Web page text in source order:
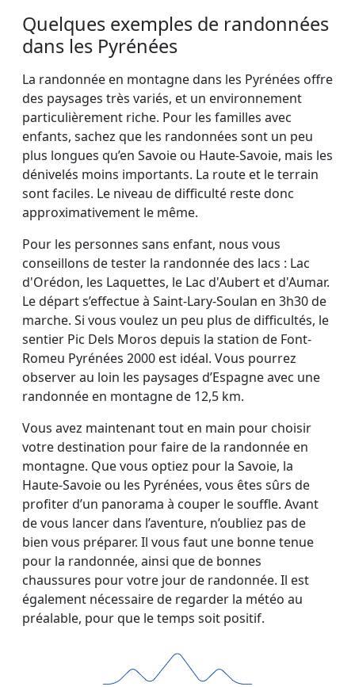
Quelques exemples de randonnées
dans les Pyrénées
La randonnée en montagne dans les Pyrénées offre
des paysages très variés, et un environnement
particulièrement riche. Pour les familles avec
enfants, sachez que les randonnées sont un peu
plus longues qu’en Savoie ou Haute-Savoie, mais les
dénivelés moins importants. La route et le terrain
sont faciles. Le niveau de difficulté reste donc
approximativement le même.
Pour les personnes sans enfant, nous vous
conseillons de tester la randonnée des lacs : Lac
d'Orédon, les Laquettes, le Lac d'Aubert et d'Aumar.
Le départ s’effectue à Saint-Lary-Soulan en 3h30 de
marche. Si vous voulez un peu plus de difficultés, le
sentier Pic Dels Moros depuis la station de Font-
Romeu Pyrénées 2000 est idéal. Vous pourrez
observer au loin les paysages d’Espagne avec une
randonnée en montagne de 12,5 km.
Vous avez maintenant tout en main pour choisir
votre destination pour faire de la randonnée en
montagne. Que vous optiez pour la Savoie, la
Haute-Savoie ou les Pyrénées, vous êtes sûrs de
profiter d’un panorama à couper le souffle. Avant
de vous lancer dans l’aventure, n’oubliez pas de
bien vous préparer. Il vous faut une bonne tenue
pour la randonnée, ainsi que de bonnes
chaussures pour votre jour de randonnée. Il est
également nécessaire de regarder la météo au
préalable, pour que le temps soit positif.